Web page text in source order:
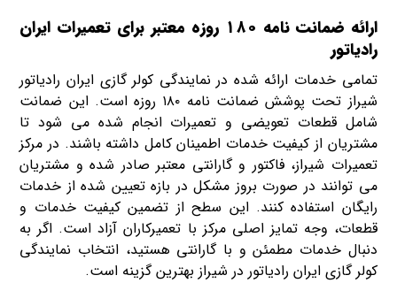
ارائه ضمانت نامه ۱۸۰ روزه معتبر برای تعمیرات ایران
رادیاتور
تمامی خدمات ارائه شده در نمایندگی کولر گازی ایران رادیاتور
شیراز تحت پوشش ضمانت نامه ۱۸۰ روزه است. این ضمانت
شامل قطعات تعویضی و تعمیرات انجام شده می شود تا
مشتریان از کیفیت خدمات اطمینان کامل داشته باشند. در مرکز
تعمیرات شیراز، فاکتور و گارانتی معتبر صادر شده و مشتریان
می توانند در صورت بروز مشکل در بازه تعیین شده از خدمات
رایگان استفاده کنند. این سطح از تضمین کیفیت خدمات و
قطعات، وجه تمایز اصلی مرکز با تعمیرکاران آزاد است. اگر به
دنبال خدمات مطمئن و با گارانتی هستید، انتخاب نمایندگی
کولر گازی ایران رادیاتور در شیراز بهترین گزینه است.